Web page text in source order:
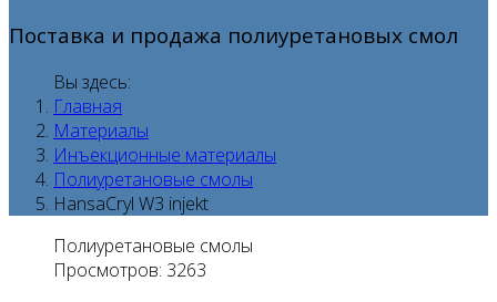
Поставка и продажа полиуретановых смол
Вы здесь:
Главная
Материалы
Инъекционные материалы
Полиуретановые смолы
HansaCryl W3 injekt
Полиуретановые смолы
Просмотров: 3263